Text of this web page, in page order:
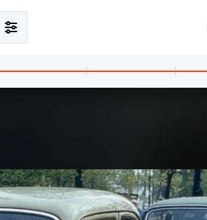
1979 · Magyarország
Molnár Miklós az MTV operatőre és a stáb.
1979 · Magyarország
Arriflex 16 kamera.